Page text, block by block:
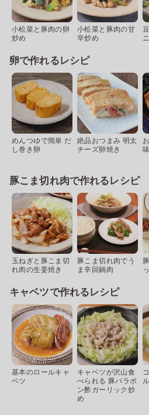
小松菜と豚肉の卵
炒め
小松菜と豚肉の甘
辛炒め
卵で作れるレシピ
めんつゆで簡単 だ
し巻き卵
絶品おつまみ 明太
チーズ卵焼き
豚こま切れ肉で作れるレシピ
玉ねぎと豚こま切
れ肉の生姜焼き
豚こま切れ肉でう
ま辛回鍋肉
キャベツで作れるレシピ
基本のロールキャ
ベツ
キャベツが沢山食
べられる 豚バラポ
ン酢ガーリック炒
め